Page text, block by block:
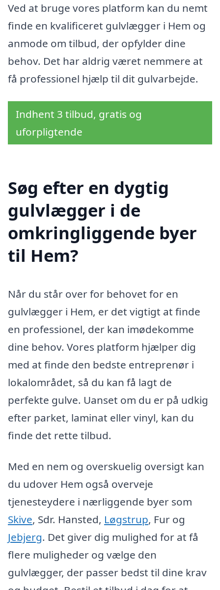
Ved at bruge vores platform kan du nemt
finde en kvalificeret gulvlægger i Hem og
anmode om tilbud, der opfylder dine
behov. Det har aldrig været nemmere at
få professionel hjælp til dit gulvarbejde.
Indhent 3 tilbud, gratis og
uforpligtende
Søg efter en dygtig
gulvlægger i de
omkringliggende byer
til Hem?
Når du står over for behovet for en
gulvlægger i Hem, er det vigtigt at finde
en professionel, der kan imødekomme
dine behov. Vores platform hjælper dig
med at finde den bedste entreprenør i
lokalområdet, så du kan få lagt de
perfekte gulve. Uanset om du er på udkig
efter parket, laminat eller vinyl, kan du
finde det rette tilbud.
Med en nem og overskuelig oversigt kan
du udover Hem også overveje
tjenesteydere i nærliggende byer som
Skive, Sdr. Hansted, Løgstrup, Fur og
Jebjerg. Det giver dig mulighed for at få
flere muligheder og vælge den
gulvlægger, der passer bedst til dine krav